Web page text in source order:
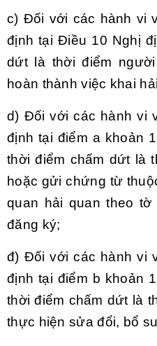
c) Đối với các hành vi
định tại Điều 10 Nghị
dứt là thời điểm
hoàn thành việc khai
d) Đối với các hành vi
định tại điểm a khoản
thời điểm chấm dứt là
hoặc gửi chứng từ
quan hải quan theo
đăng ký;
đ) Đối với các hành vi
định tại điểm b khoản
thời điểm chấm dứt là
thực hiện sửa đổi, bổ